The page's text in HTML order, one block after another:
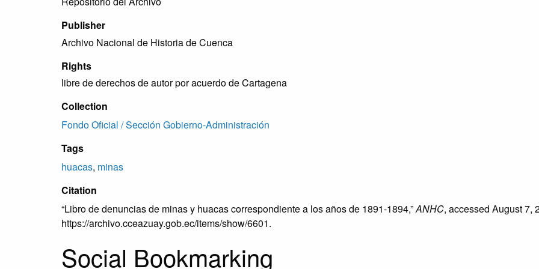
Publisher
Archivo Nacional de Historia de Cuenca
Rights
libre de derechos de autor por acuerdo de Cartagena
Collection
Fondo Oficial / Sección Gobierno-Administración
Tags
huacas, minas
Citation
“Libro de denuncias de minas y huacas correspondiente a los años de 1891-1894,”ANHC, accessed August 7,
https://archivo.cceazuay.gob.ec/items/show/6601.
Social Bookmarking